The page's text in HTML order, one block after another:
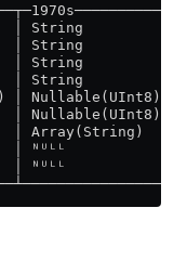
│ String
String          │
│ String
│ String
│
│
Array(String)
│ ᴺᵁᴸᴸ
│ ᴺᵁᴸᴸ